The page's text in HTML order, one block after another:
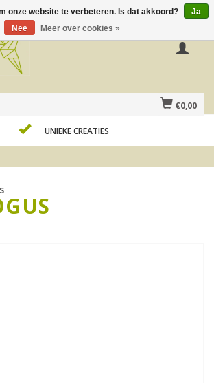
€0,00
UNIEKE CREATIES
onze website te verbeteren. Is dat akkoord?
Ja
Nee
Meer over cookies »